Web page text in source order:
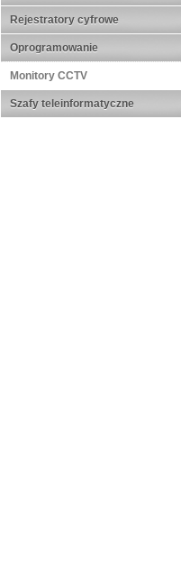
Rejestratory cyfrowe
Oprogramowanie
Monitory CCTV
Szafy teleinformatyczne